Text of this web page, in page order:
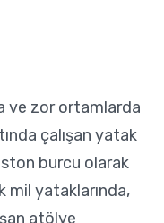
ve zor ortamlarda
çalışan yatak
burcu olarak
mil yataklarında,
atölye